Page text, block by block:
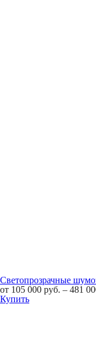
Светопрозрачные
от 105 000 руб. – 481
Купить